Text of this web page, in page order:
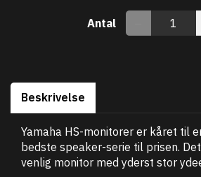
Antal
Beskrivelse
Yamaha HS-monitorer er kåret til
bedste speaker-serie til prisen.
venlig monitor med yderst stor